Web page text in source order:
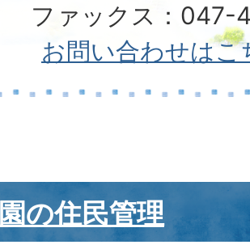
ファックス：047-
お問い合わせはこ
の住民管理